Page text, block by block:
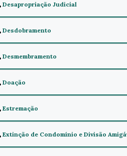
Desapropriação Judicial
Desdobramento
Desmembramento
Doação
Estremação
Extinção de Condomínio e Divisão